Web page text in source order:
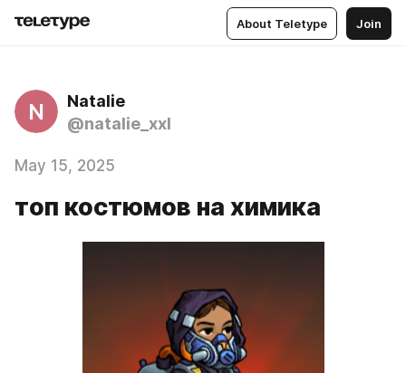
About Teletype Join
N
Natalie
@natalie_xxl
May 15, 2025
топ костюмов на химика